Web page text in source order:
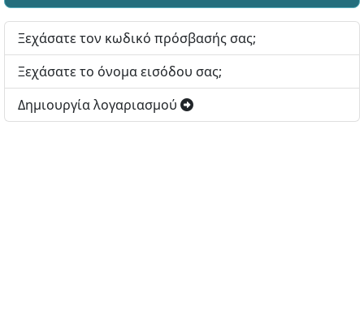
Ξεχάσατε τον κωδικό πρόσβασής σας;
Ξεχάσατε το όνομα εισόδου σας;
Δημιουργία λογαριασμού